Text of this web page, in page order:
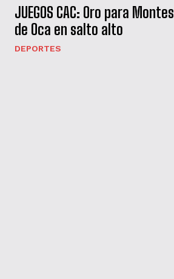
JUEGOS CAC: Oro para Montes
de Oca en salto alto
DEPORTES